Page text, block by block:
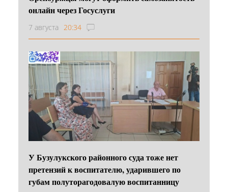
онлайн через Госуслуги
7 августа 20:34
У Бузулукского районного суда тоже нет
претензий к воспитателю, ударившего по
губам полуторагодовалую воспитанницу